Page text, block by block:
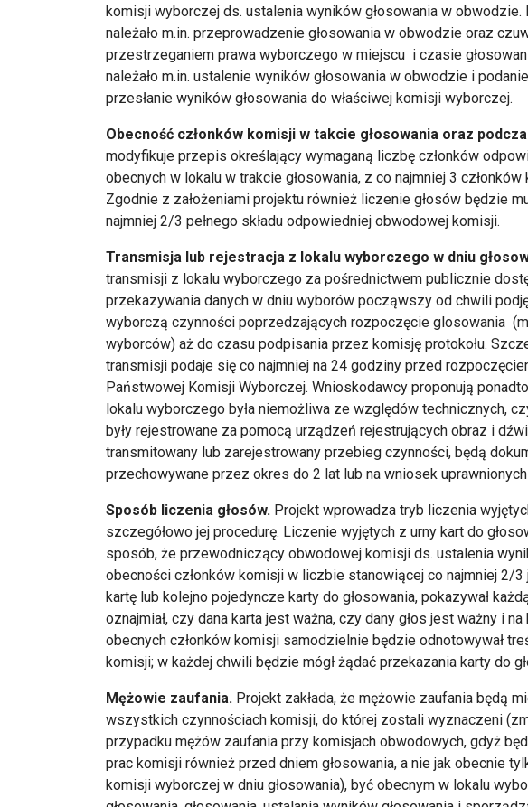
komisji wyborczej ds. ustalenia wyników głosowania w
należało m.in. przeprowadzenie głosowania w obwodzie oraz
przestrzeganiem prawa wyborczego w miejscu i czasie
należało m.in. ustalenie wyników głosowania w obwodzie i
przesłanie wyników głosowania do właściwej komisji wyborczej.
Obecność członków komisji w takcie głosowania oraz
modyfikuje przepis określający wymaganą liczbę członków
obecnych w lokalu w trakcie głosowania, z co najmniej 3
Zgodnie z założeniami projektu również liczenie głosów będzie
najmniej 2/3 pełnego składu odpowiedniej obwodowej komisji.
Transmisja lub rejestracja z lokalu wyborczego w dniu
transmisji z lokalu wyborczego za pośrednictwem publicznie
przekazywania danych w dniu wyborów począwszy od chwili
wyborczą czynności poprzedzających rozpoczęcie glosowania
wyborców) aż do czasu podpisania przez komisję protokołu.
transmisji podaje się co najmniej na 24 godziny przed
Państwowej Komisji Wyborczej. Wnioskodawcy proponują
lokalu wyborczego była niemożliwa ze względów technicznych,
były rejestrowane za pomocą urządzeń rejestrujących obraz i
transmitowany lub zarejestrowany przebieg czynności, będą
przechowywane przez okres do 2 lat lub na wniosek
Sposób liczenia głosów. Projekt wprowadza tryb liczenia
szczegółowo jej procedurę. Liczenie wyjętych z urny kart do
sposób, że przewodniczący obwodowej komisji ds. ustalenia
obecności członków komisji w liczbie stanowiącej co najmniej 2/3
kartę lub kolejno pojedyncze karty do głosowania, pokazywał
oznajmiał, czy dana karta jest ważna, czy dany głos jest ważny i
obecnych członków komisji samodzielnie będzie odnotowywał
komisji; w każdej chwili będzie mógł żądać przekazania karty do
Mężowie zaufania. Projekt zakłada, że mężowie zaufania będą
wszystkich czynnościach komisji, do której zostali wyznaczeni
przypadku mężów zaufania przy komisjach obwodowych, gdyż
prac komisji również przed dniem głosowania, a nie jak obecnie
komisji wyborczej w dniu głosowania), być obecnym w lokalu